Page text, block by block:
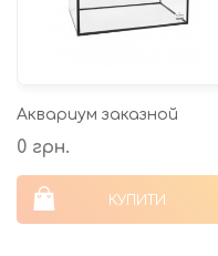
Аквариум заказной
0 грн.
КУПИТИ